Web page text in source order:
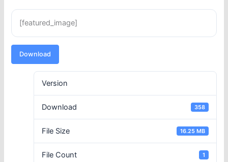
[featured_image]
Download
Version
Download 358
File Size 16.25 MB
File Count 1